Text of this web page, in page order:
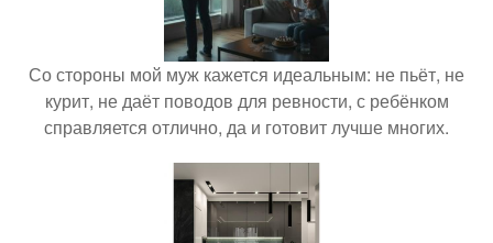
Со стороны мой муж кажется идеальным: не пьёт, не
курит, не даёт поводов для ревности, с ребёнком
справляется отлично, да и готовит лучше многих.